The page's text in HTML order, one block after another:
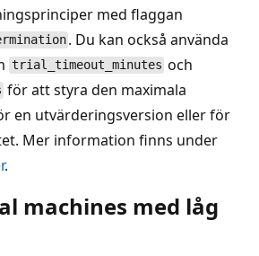
med flaggan
. Du kan också använda
trial_timeout_minutes och
för att styra den maximala
en utvärderingsversion eller för
Mer information finns under
.
machines med låg